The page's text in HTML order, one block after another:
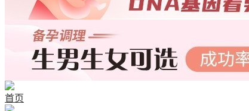
首页